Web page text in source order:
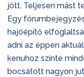
jött. Teljesen mást
Egy
hajóépítő
adni az éppen
kenuhoz szinte
bocsátott nagyon